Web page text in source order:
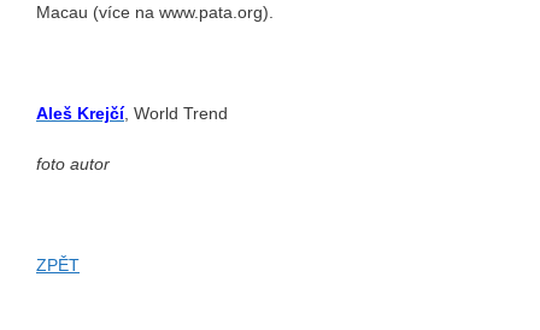
Macau (více na www.pata.org).
Aleš Krejčí, World Trend
foto autor
ZPĚT